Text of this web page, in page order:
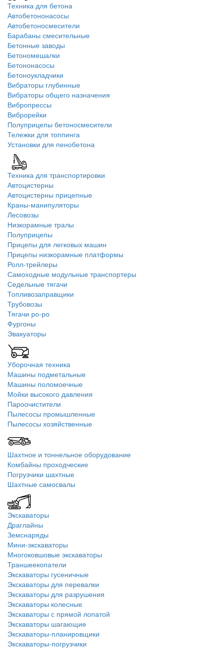
Техника для бетона
Автобетононасосы
Автобетоносмесители
Барабаны смесительные
Бетонные заводы
Бетономешалки
Бетононасосы
Бетоноукладчики
Вибраторы глубинные
Вибраторы общего назначения
Вибропрессы
Виброрейки
Полуприцепы бетоносмесители
Тележки для топпинга
Установки для пенобетона
Техника для транспортировки
Автоцистерны
Автоцистерны прицепные
Краны-манипуляторы
Лесовозы
Низкорамные тралы
Полуприцепы
Прицепы для легковых машин
Прицепы низкорамные платформы
Ролл-трейлеры
Самоходные модульные транспортеры
Седельные тягачи
Топливозаправщики
Трубовозы
Тягачи ро-ро
Фургоны
Эвакуаторы
Уборочная техника
Машины подметальные
Машины поломоечные
Мойки высокого давления
Пароочистители
Пылесосы промышленные
Пылесосы хозяйственные
Шахтное и тоннельное оборудование
Комбайны проходческие
Погрузчики шахтные
Шахтные самосвалы
Экскаваторы
Драглайны
Земснаряды
Мини-экскаваторы
Многоковшовые экскаваторы
Траншеекопатели
Экскаваторы гусеничные
Экскаваторы для перевалки
Экскаваторы для разрушения
Экскаваторы колесные
Экскаваторы с прямой лопатой
Экскаваторы шагающие
Экскаваторы-планировщики
Экскаваторы-погрузчики